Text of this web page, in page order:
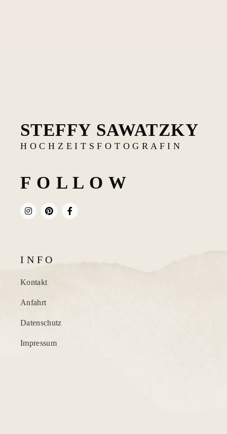
STEFFY SAWATZKY
H O C H Z E I T S F O T O G R A F I N
F O L L O W
I N F O
Kontakt
Anfahrt
Datenschutz
Impressum